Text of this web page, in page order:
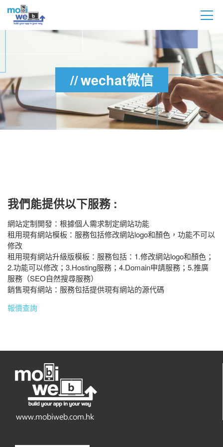
wechat微信
我們能提供以下服務 :
網站定制開發：根據個人需求制定網站功能
租用現有網站模板：服務包括修改網站logo和顏色，功能不可以
修改
租用現有網站升級版模板：服務包括：1.修改網站logo和顏色；
2.功能可以修改；3.Hosting服務；4.Domain申請服務；5.推廣
服務（SEO自然搜尋服務）
銷售現有網站：服務包括提供現有網站的源代碼
報價查詢